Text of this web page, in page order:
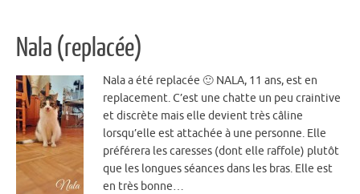
Nala (replacée)
Nala a été replacée 🙂 NALA, 11 ans, est en
replacement. C’est une chatte un peu craintive
et discrète mais elle devient très câline
lorsqu’elle est attachée à une personne. Elle
préférera les caresses (dont elle raffole) plutôt
que les longues séances dans les bras. Elle est
en très bonne…